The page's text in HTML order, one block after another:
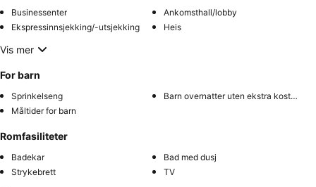
Businessenter
Ankomsthall/lobby
Ekspressinnsjekking/-utsjekking
Heis
Vis mer
For barn
Sprinkelseng
Barn overnatter uten ekstra kostnad
Måltider for barn
Romfasiliteter
Badekar
Bad med dusj
Strykebrett
TV